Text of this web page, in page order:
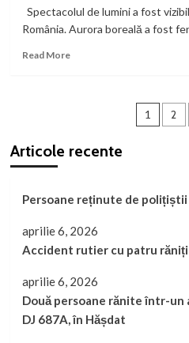
februarie
de
euro
Valea
zeci
de
Spectacolul de lumini a fost
România. Aurora boreală a fost
Read MoreRead
văzut
1 2
Articole recente
Persoane reținute de
aprilie 6, 2026
Accident rutier cu patru răniți
aprilie 6, 2026
Două persoane rănite într-
DJ 687A, în Hășdat